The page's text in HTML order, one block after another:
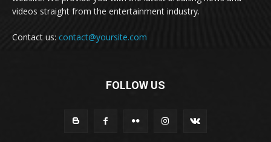
videos straight from the entertainment industry.
Contact us: contact@yoursite.com
FOLLOW US